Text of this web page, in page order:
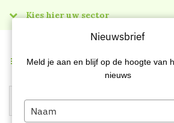
Kies hier uw sector
Menu
Nieuwsbrief
Meld je aan en blijf op de hoogte van
nieuws
Type
your